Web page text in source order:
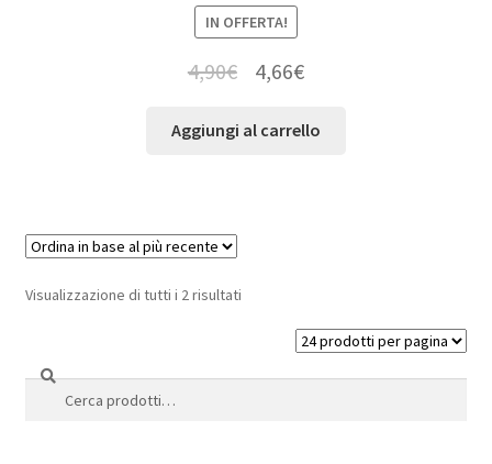
IN OFFERTA!
4,90€ 4,66€
Aggiungi al carrello
Visualizzazione di tutti i 2 risultati
Cerca:
Cerca